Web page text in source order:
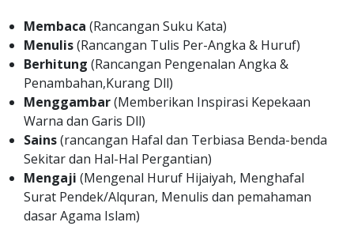
Membaca (Rancangan Suku Kata)
Menulis(Rancangan Tulis Per-Angka & Huruf)
Berhitung (Rancangan Pengenalan Angka &
Penambahan,Kurang Dll)
Menggambar(Memberikan Inspirasi Kepekaan
Warna dan Garis Dll)
Sains(rancangan Hafal dan Terbiasa Benda-benda
Sekitar dan Hal-Hal Pergantian)
Mengaji (Mengenal Huruf Hijaiyah, Menghafal
Surat Pendek/Alquran, Menulis dan pemahaman
dasar Agama Islam)